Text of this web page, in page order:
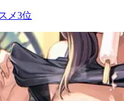
メ3位